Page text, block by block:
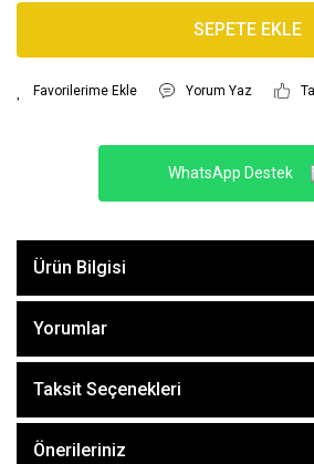
SEPETE EKLE
Yorum Yaz
WhatsApp Destek
Ürün Bilgisi
Yorumlar
Taksit Seçenekleri
Önerileriniz